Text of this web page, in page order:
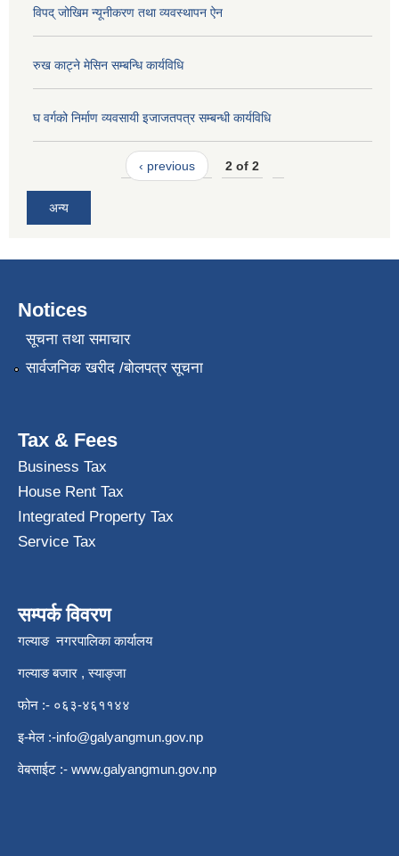
विपद् जोखिम न्यूनीकरण तथा व्यवस्थापन ऐन
रुख काट्ने मेसिन सम्बन्धि कार्यविधि
घ वर्गको निर्माण व्यवसायी इजाजतपत्र सम्बन्धी कार्यविधि
‹ previous 2 of 2
अन्य
Notices
सूचना तथा समाचार
सार्वजनिक खरीद /बोलपत्र सूचना
Tax & Fees
Business Tax
House Rent Tax
Integrated Property Tax
Service Tax
सम्पर्क विवरण
गल्याङ नगरपालिका कार्यालय
गल्याङ बजार , स्याङ्जा
फोन :- ०६३-४६११४४
इ-मेल :-info@galyangmun.gov.np
वेबसाईट :- www.galyangmun.gov.np